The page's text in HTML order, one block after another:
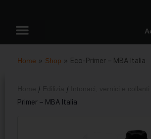
Home » Shop » Eco-Primer – MBA Italia
/ /
Primer – MBA Italia